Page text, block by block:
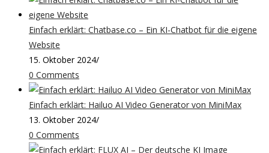
Einfach erklärt: Chatbase.co – Ein KI-Chatbot für die eigene
Website
15. Oktober 2024/
0 Comments
Einfach erklärt: Hailuo AI Video Generator von MiniMax
13. Oktober 2024/
0 Comments